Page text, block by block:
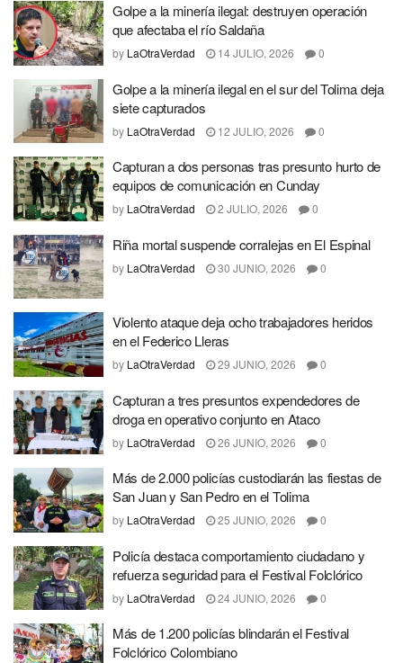
Golpe a la minería ilegal: destruyen operación
que afectaba el río Saldaña
by LaOtraVerdad 14 JULIO, 2026 0
Golpe a la minería ilegal en el sur del Tolima deja
siete capturados
by LaOtraVerdad 12 JULIO, 2026 0
Capturan a dos personas tras presunto hurto de
equipos de comunicación en Cunday
by LaOtraVerdad 2 JULIO, 2026 0
Riña mortal suspende corralejas en El Espinal
by LaOtraVerdad 30 JUNIO, 2026 0
Violento ataque deja ocho trabajadores heridos
en el Federico Lleras
by LaOtraVerdad 29 JUNIO, 2026 0
Capturan a tres presuntos expendedores de
droga en operativo conjunto en Ataco
by LaOtraVerdad 26 JUNIO, 2026 0
Más de 2.000 policías custodiarán las fiestas de
San Juan y San Pedro en el Tolima
by LaOtraVerdad 25 JUNIO, 2026 0
Policía destaca comportamiento ciudadano y
refuerza seguridad para el Festival Folclórico
by LaOtraVerdad 24 JUNIO, 2026 0
Más de 1.200 policías blindarán el Festival
Folclórico Colombiano